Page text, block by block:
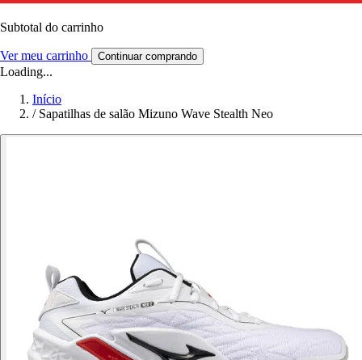
Subtotal do carrinho
Ver meu carrinho Continuar comprando
Loading...
Início
/ Sapatilhas de salão Mizuno Wave Stealth Neo